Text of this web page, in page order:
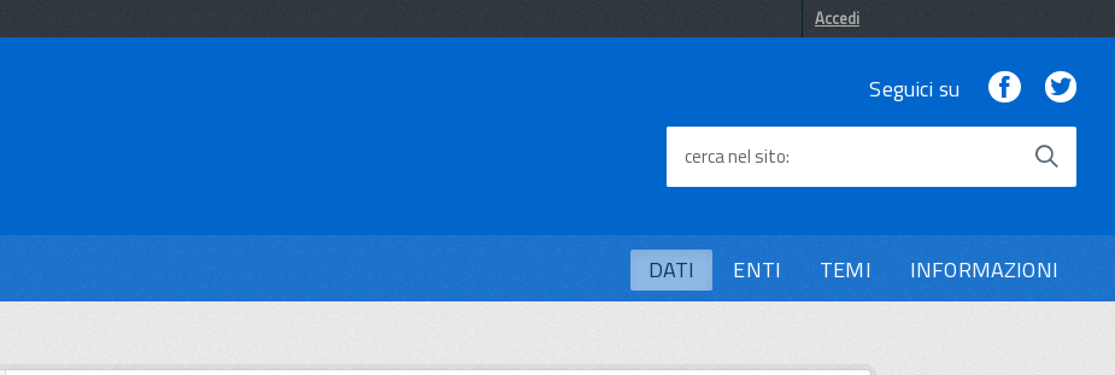
Accedi
Seguici su Facebook
cerca nel sito
DATI ENTI TEMI INFORMAZIONI